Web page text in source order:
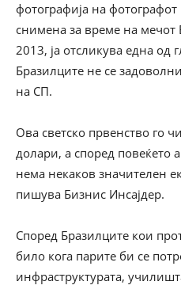
фотографија на
снимена за време на мечот
2013, ја отсликува една
Бразилците не се
на СП.
Ова светско првенство го
долари, а според повеќето
нема некаков значителен
пишува Бизнис Инсајдер.
Според Бразилците кои
било кога парите би се
инфраструктурата,